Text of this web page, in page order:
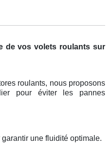
de vos volets roulants sur
roulants, nous proposons
pour éviter les pannes
une fluidité optimale.